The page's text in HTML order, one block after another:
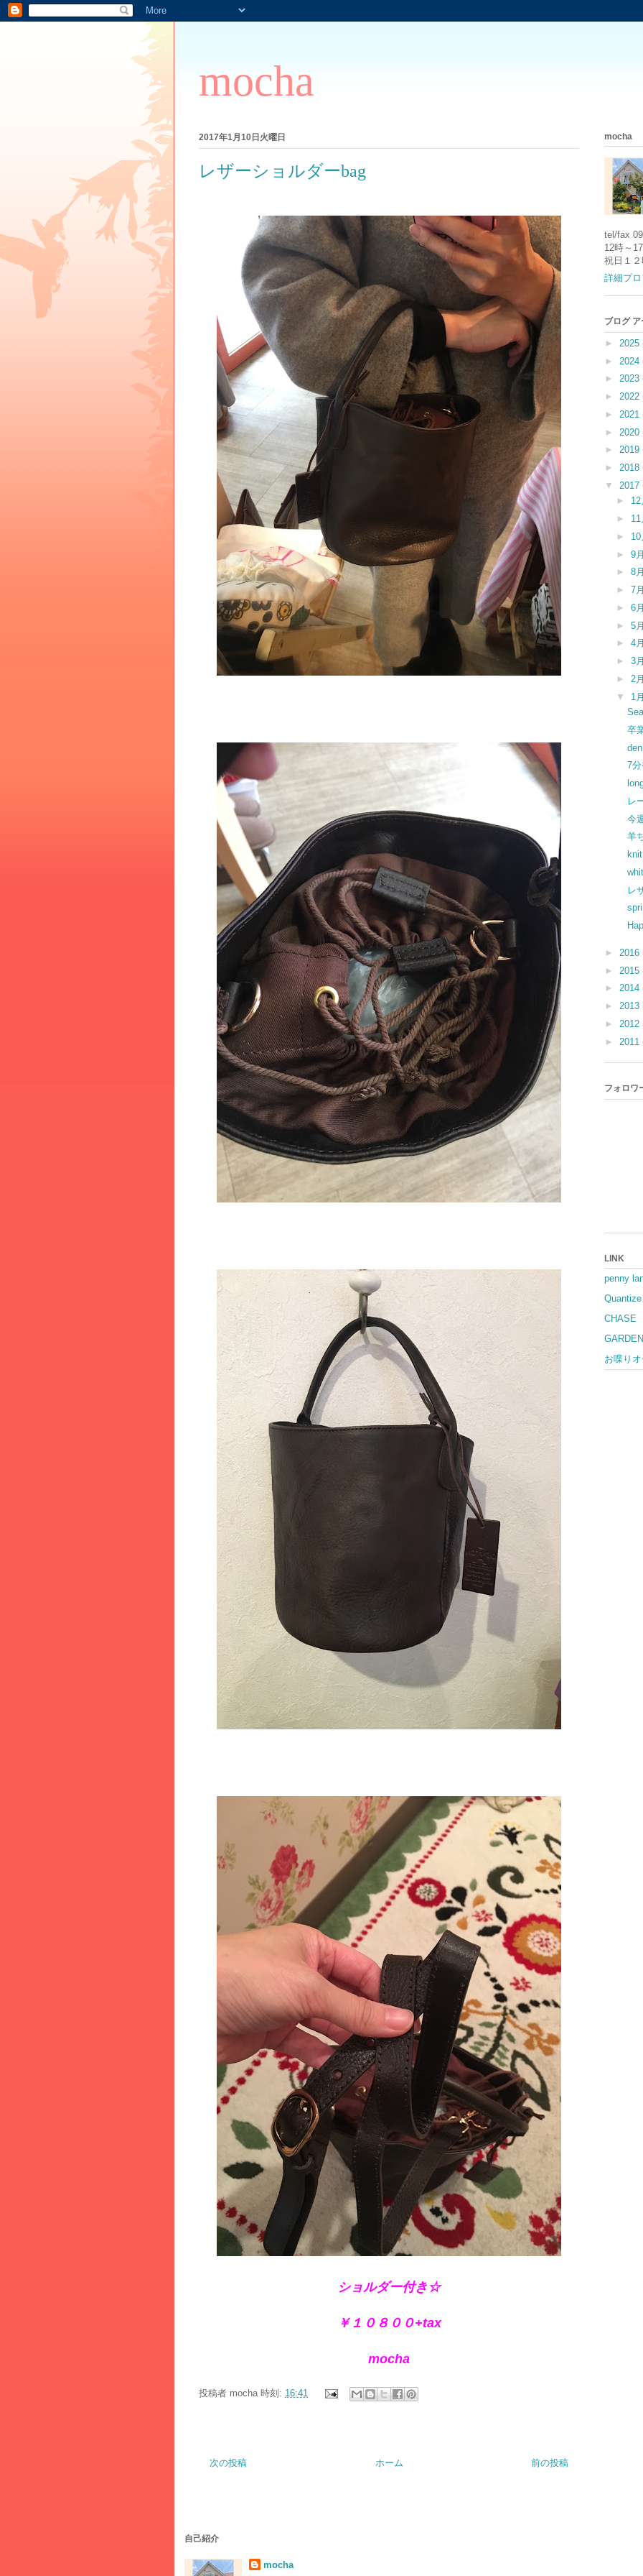
mocha
2017年1月10日火曜日
レザーショルダーbag
ショルダー付き☆
￥１０８００+tax
mocha
投稿者 mocha 時刻: 16:41
次の投稿 前の投稿
ホーム
mocha
tel/fax
12時～
祝日１
詳細プ
ブログ
► 2025
► 2024
► 2023
► 2022
► 2021
► 2020
► 2019
► 2018
▼ 2017
► 12
► 11
► 10
► 9月
► 8月
► 7月
► 6月
► 5月
► 4月
► 3月
► 2月
▼ 1月
卒
7分
レ
今
羊
knit
レ
► 2016
► 2015
► 2014
► 2013
► 2012
► 2011
フォロワ
LINK
penny
Quantize
CHASE
GARDEN
お喋り
自己紹介
mocha